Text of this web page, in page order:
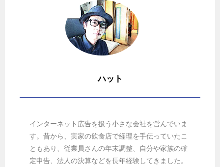
ハット
インターネット広告を扱う小さな会社を営んでいま
す。昔から、実家の飲食店で経理を手伝っていたこ
ともあり、従業員さんの年末調整、自分や家族の確
定申告、法人の決算などを長年経験してきました。